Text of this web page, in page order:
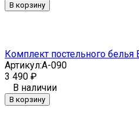
В корзину
Комплект постельного белья
Артикул:A-090
3 490 ₽
В наличии
В корзину